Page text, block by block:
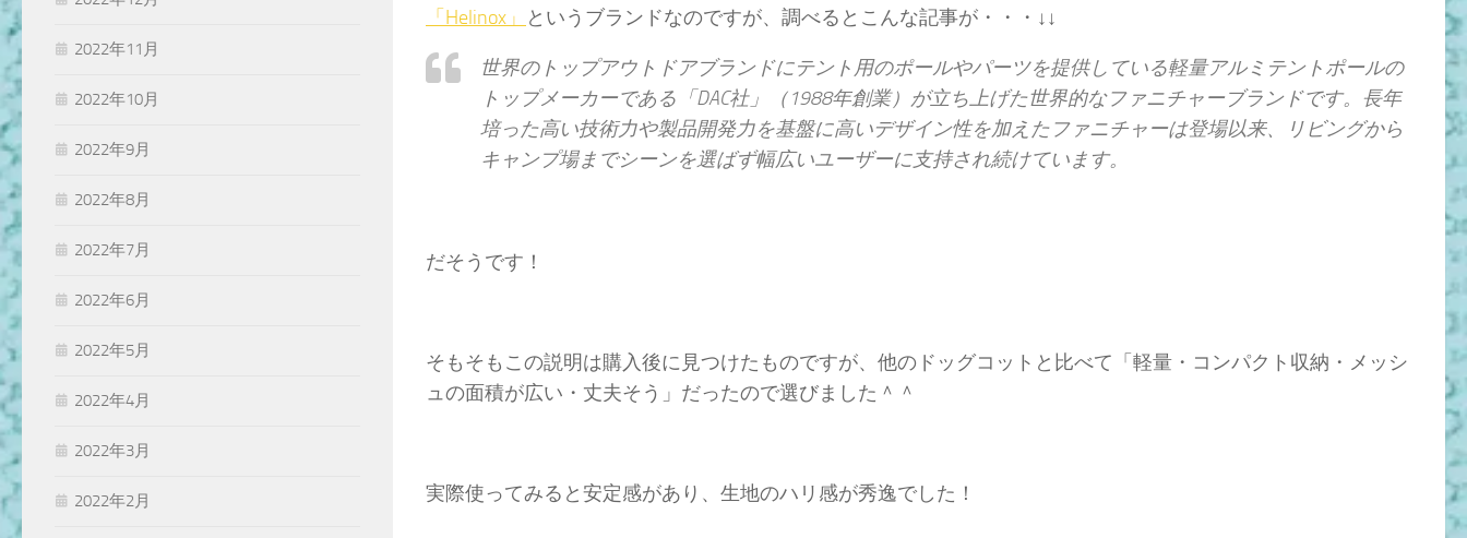
「Helinox」 というブランドなのですが、調べるとこんな記事が・・・↓↓
世界のトップアウトドアブランドにテント用のポールやパーツを提供している軽量アルミテントポールの
トップメーカーである「DAC社」（1988年創業）が立ち上げた世界的なファニチャーブランドです。長年
培った高い技術力や製品開発力を基盤に高いデザイン性を加えたファニチャーは登場以来、リビングから
キャンプ場までシーンを選ばず幅広いユーザーに支持され続けています。
だそうです！
そもそもこの説明は購入後に見つけたものですが、他のドッグコットと比べて「軽量・コンパクト収納・メッシ
ュの面積が広い・丈夫そう」だったので選びました＾＾
実際使ってみると安定感があり、生地のハリ感が秀逸でした！
2022年11月
2022年10月
2022年9月
2022年8月
2022年7月
2022年6月
2022年5月
2022年4月
2022年3月
2022年2月